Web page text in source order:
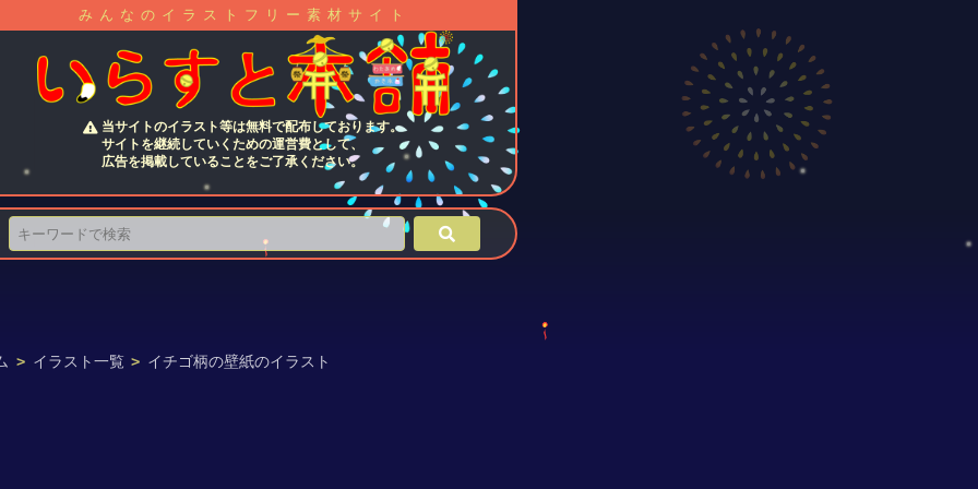
みんなのイラストフリー素材サイト
当サイトのイラスト等は無料で配布しております。
サイトを継続していくための運営費として、
広告を掲載していることをご了承ください。
> イラスト一覧 > イチゴ柄の壁紙のイラスト